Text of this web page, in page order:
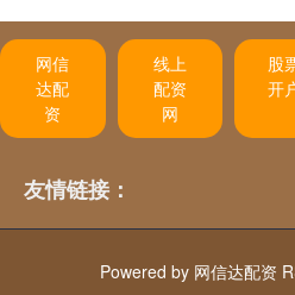
网信
达配
资
线上
配资
网
股
开
友情链接：
Powered by 网信达配资